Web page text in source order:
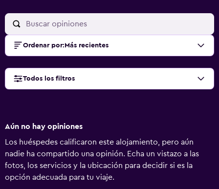
Ordenar por: Más recientes
Todos los filtros
Aún no hay opiniones
Los huéspedes calificaron este alojamiento, pero aún
nadie ha compartido una opinión. Echa un vistazo a las
fotos, los servicios y la ubicación para decidir si es la
opción adecuada para tu viaje.